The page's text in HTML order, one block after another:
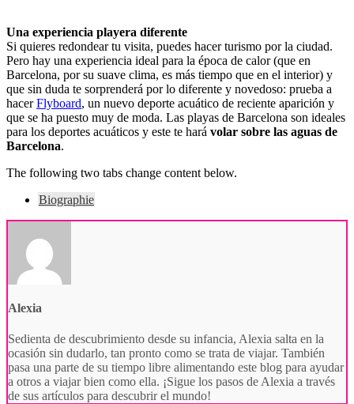
Una experiencia playera diferente
Si quieres redondear tu visita, puedes hacer turismo por la ciudad.
Pero hay una experiencia ideal para la época de calor (que en
Barcelona, por su suave clima, es más tiempo que en el interior) y
que sin duda te sorprenderá por lo diferente y novedoso: prueba a
hacerFlyboard, un nuevo deporte acuático de reciente aparición y
que se ha puesto muy de moda. Las playas de Barcelona son ideales
para los deportes acuáticos y este te hará volar sobre las aguas de
Barcelona.
The following two tabs change content below.
Biographie
Alexia
Sedienta de descubrimiento desde su infancia, Alexia salta en la
ocasión sin dudarlo, tan pronto como se trata de viajar. También
pasa una parte de su tiempo libre alimentando este blog para ayudar
a otros a viajar bien como ella. ¡Sigue los pasos de Alexia a través
de sus artículos para descubrir el mundo!